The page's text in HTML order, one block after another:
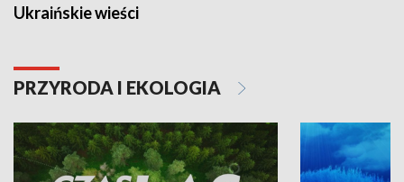
Ukraińskie wieści
PRZYRODA I EKOLOGIA